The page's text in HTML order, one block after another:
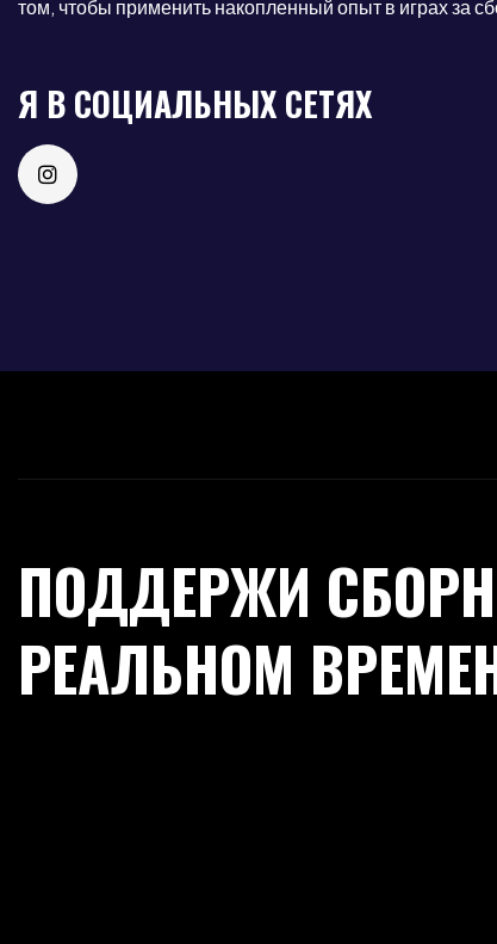
том, чтобы применить накопленный опыт в играх за
Я В СОЦИАЛЬНЫХ СЕТЯХ

ПОДДЕРЖИ
РЕАЛЬНОМ